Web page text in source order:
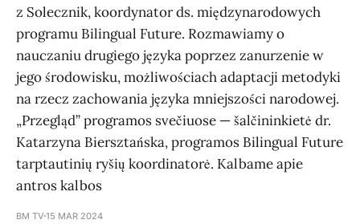
z Solecznik, koordynator ds. międzynarodowych
programu Bilingual Future. Rozmawiamy o
nauczaniu drugiego języka poprzez zanurzenie w
jego środowisku, możliwościach adaptacji metodyki
na rzecz zachowania języka mniejszości narodowej.
„Przegląd” programos svečiuose — šalčininkietė dr.
Katarzyna Biersztańska, programos Bilingual Future
tarptautinių ryšių koordinatorė. Kalbame apie
antros kalbos
BM TV15 MAR 2024